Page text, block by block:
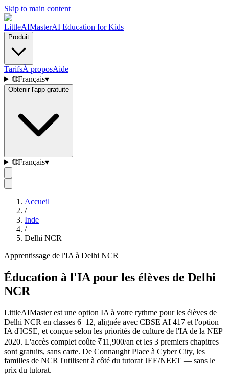
Skip to main content
LittleAIMasterAI Education for Kids
Produit
TarifsÀ proposAide
🌐Français▾
Obtenir l'app gratuite
🌐Français▾
Accueil
/
Inde
/
Delhi NCR
Apprentissage de l'IA à Delhi NCR
Éducation à l'IA pour les élèves de Delhi
NCR
LittleAIMaster est une option IA à votre rythme pour les élèves de
Delhi NCR en classes 6–12, alignée avec CBSE AI 417 et l'option
IA d'ICSE, et conçue selon les priorités de culture de l'IA de la NEP
2020. L'accès complet coûte ₹11,900/an et les 3 premiers chapitres
sont gratuits, sans carte. De Connaught Place à Cyber City, les
familles de NCR l'utilisent à côté du tutorat JEE/NEET — sans le
prix du tutorat.